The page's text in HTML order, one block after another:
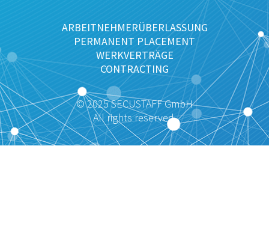
ARBEITNEHMERÜBERLASSUNG
PERMANENT PLACEMENT
WERKVERTRÄGE
CONTRACTING
© 2025 SECUSTAFF GmbH
All rights reserved.